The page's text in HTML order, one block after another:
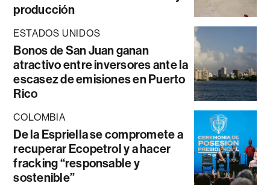
producción
ESTADOS UNIDOS
Bonos de San Juan ganan
atractivo entre inversores ante la
escasez de emisiones en Puerto
Rico
COLOMBIA
De la Espriella se compromete a
recuperar Ecopetrol y a hacer
fracking “responsable y
sostenible”